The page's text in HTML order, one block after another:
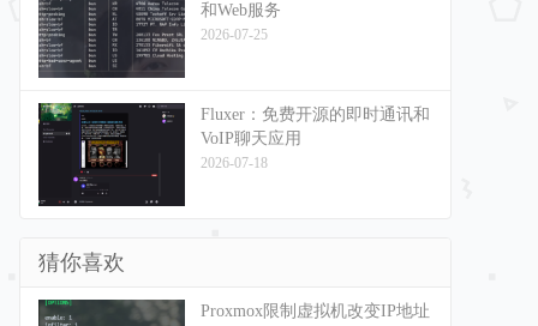
和Web服务
2026-07-25
Fluxer：免费开源的即时通讯和
VoIP聊天应用
2026-07-18
猜你喜欢
Proxmox限制虚拟机改变IP地址